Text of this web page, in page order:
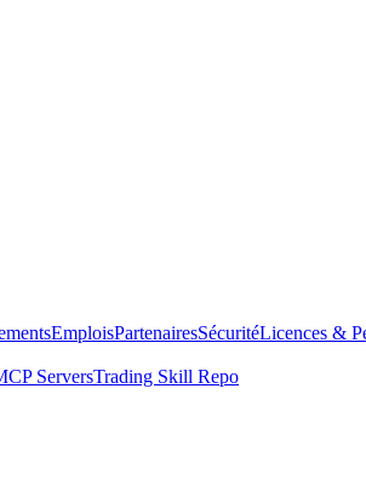
EmploisPartenairesSécuritéLicences &
ServersTrading Skill Repo